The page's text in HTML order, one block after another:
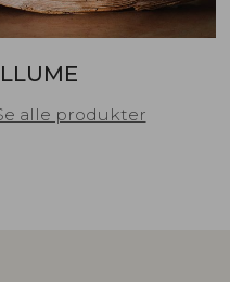
alle produkter